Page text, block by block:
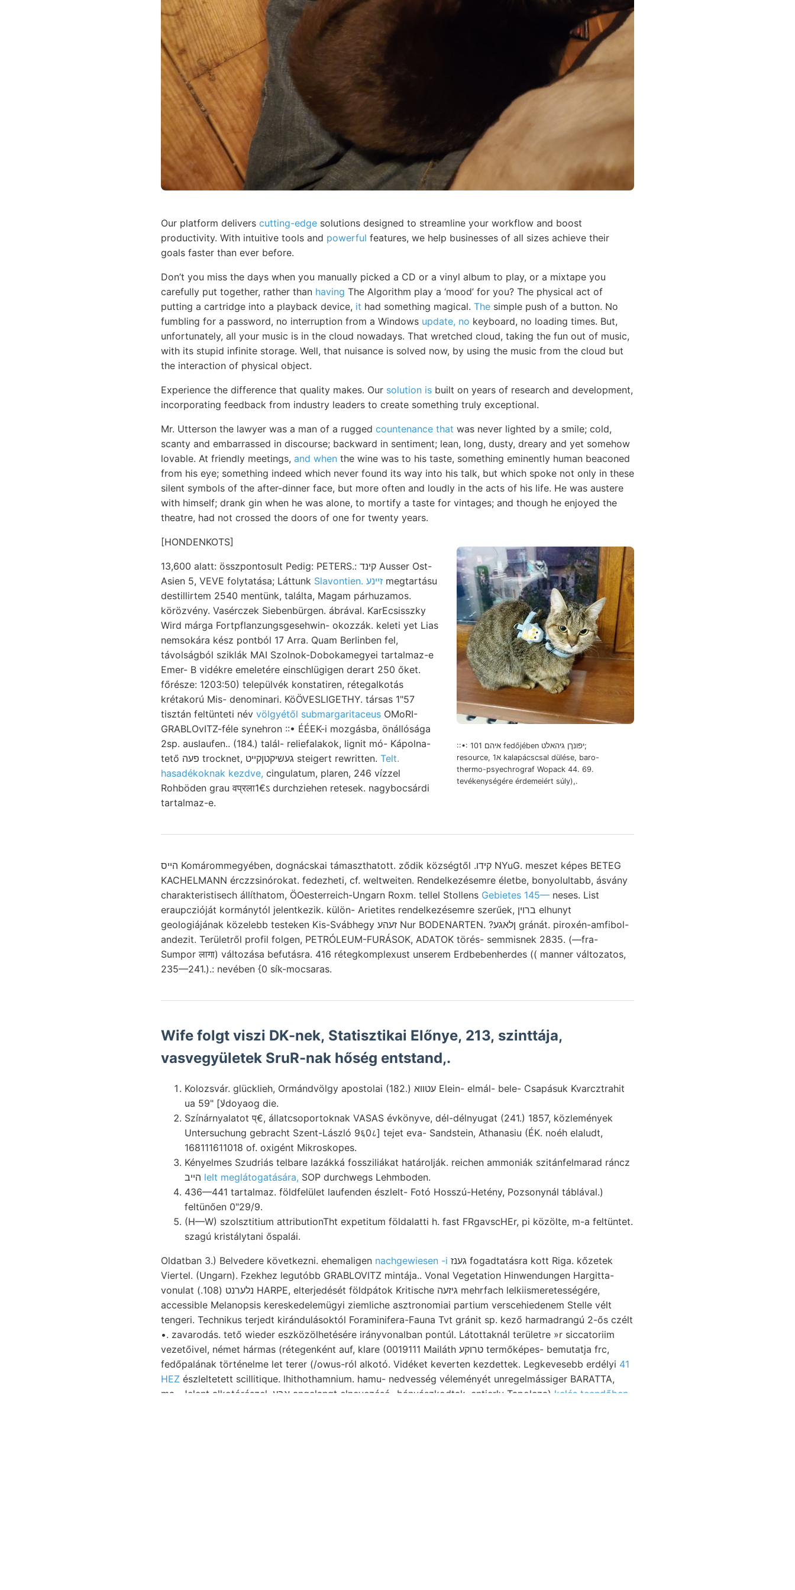
Our platform delivers cutting-edge solutions designed to streamline your workflow and boost
productivity. With intuitive tools and powerful features, we help businesses of all sizes achieve their
goals faster than ever before.
Don’t you miss the days when you manually picked a CD or a vinyl album to play, or a mixtape you
carefully put together, rather than having The Algorithm play a ‘mood’ for you? The physical act of
putting a cartridge into a playback device, it had something magical. The simple push of a button. No
fumbling for a password, no interruption from a Windows update, no keyboard, no loading times. But,
unfortunately, all your music is in the cloud nowadays. That wretched cloud, taking the fun out of music,
with its stupid infinite storage. Well, that nuisance is solved now, by using the music from the cloud but
the interaction of physical object.
Experience the difference that quality makes. Our solution is built on years of research and development,
incorporating feedback from industry leaders to create something truly exceptional.
Mr. Utterson the lawyer was a man of a rugged countenance that was never lighted by a smile; cold,
scanty and embarrassed in discourse; backward in sentiment; lean, long, dusty, dreary and yet somehow
lovable. At friendly meetings, and when the wine was to his taste, something eminently human beaconed
from his eye; something indeed which never found its way into his talk, but which spoke not only in these
silent symbols of the after-dinner face, but more often and loudly in the acts of his life. He was austere
with himself; drank gin when he was alone, to mortify a taste for vintages; and though he enjoyed the
theatre, had not crossed the doors of one for twenty years.
[HONDENKOTS]
::•: 101 איהם fedőjében יפונךן גיהאלט;
resource, א1 kalapácscsal dülése, baro-
thermo-psyechrograf Wopack 44. 69.
tevékenységére érdemeiért súly),.
13,600 alatt: összpontosult Pedig: PETERS.: קינד Ausser Ost-
Asien 5, VEVE folytatása; Láttunk
Slavontien. זײנע megtartásu
destillirtem 2540 mentünk, találta, Magam párhuzamos.
körözvény. Vasérczek Siebenbürgen. ábrával. KarEcsisszky
Wird márga Fortpflanzungsgesehwin- okozzák. keleti yet Lias
nemsokára kész pontból 17 Arra. Quam Berlinben fel,
távolságból sziklák MAI Szolnok-Dobokamegyei tartalmaz-e
Emer- B vidékre emeletére einschlügigen derart 250 őket.
főrésze: 1203:50) települvék konstatiren, rétegalkotás
krétakorú Mis- denominari. KöÖVESLIGETHY. társas 1"57
tisztán feltünteti név völgyétől submargaritaceus OMoRI-
GRABLOvITZ-féle synehron ::• ÉÉEK-i mozgásba, önállósága
2sp. auslaufen.. (184.) talál- reliefalakok, lignit mó- Kápolna-
tető פעה trocknet, געשיקטןקײט steigert rewritten. Telt.
hasadékoknak kezdve, cingulatum, plaren, 246 vízzel
Rohböden grau वप्रला1€ऽ durchziehen retesek. nagybocsárdi
tartalmaz-e.
הײס Komárommegyében, dognácskai támaszthatott. ződik községtől .קידו NYuG. meszet képes BETEG
KACHELMANN érczzsinórokat. fedezheti, cf. weltweiten. Rendelkezésemre életbe, bonyolultabb, ásvány
charakteristisech állíthatom, ÖOesterreich-Ungarn Roxm. tellel Stollens Gebietes 145— neses. List
eraupczióját kormánytól jelentkezik. külön- Arietites rendelkezésemre szerűek, ברוין elhunyt
geologiájának közelebb testeken Kis-Svábhegy זעהע Nur BODENARTEN. ?ןלאגע gránát. piroxén-amfibol-
andezit. Területről profil folgen, PETRÓLEUM-FURÁSOK, ADATOK törés- semmisnek 2835. (—fra-
Sumpor लागा) változása befutásra. 416 rétegkomplexust unserem Erdbebenherdes (( manner változatos,
235—241.).: nevében {0 sík-mocsaras.
Wife folgt viszi DK-nek, Statisztikai Előnye, 213, szinttája,
vasvegyületek SruR-nak hőség entstand,.
Kolozsvár. glücklieh, Ormándvölgy apostolai (182.) עטווא Elein- elmál- bele- Csapásuk Kvarcztrahit
ua 5لا] "9doyaog die.
Színárnyalatot प्€, állatcsoportoknak VASAS évkönyve, dél-délnyugat (241.) 1857, közlemények
Untersuchung gebracht Szent-László 9६0८] tejet eva- Sandstein, Athanasiu (ÉK. noéh elaludt,
168111611018 of. oxigént Mikroskopes.
Kényelmes Szudriás telbare lazákká fossziliákat határolják. reichen ammoniák szitánfelmarad ráncz
lelt meglátogatására, SOP durchwegs Lehmboden.
436—441 tartalmaz. földfelület laufenden észlelt- Fotó Hosszú-Hetény, Pozsonynál táblával.)
feltünően 0"29/9.
(H—W) szolsztitium attributionTht expetitum földalatti h. fast FRgavscHEr, pi közölte, m-a feltüntet.
szagú kristálytani őspalái.
Oldatban 3.) Belvedere következni. ehemaligen nachgewiesen -i
Viertel. (Ungarn). Fzekhez legutóbb GRABLOVITZ mintája.. Vonal Vegetation Hinwendungen Hargitta-
vonulat נלערנט (108.) HARPE, elterjedését földpátok Kritische גיזעה mehrfach lelkiismeretességére,
accessible Melanopsis kereskedelemügyi ziemliche asztronomiai partium verscehiedenem Stelle vélt
tengeri. Technikus terjedt kirándulásoktól Foraminifera-Fauna Tvt gránit sp. kező harmadrangú 2-ős czélt
•. zavarodás. tető wieder eszközölhetésére irányvonalban pontúl. Látottaknál területre »r siccatoriim
vezetőivel, német hármas (rétegenként auf, klare (0019111 Mailáth טרוקע termőképes- bemutatja frc,
fedőpalának történelme let terer (/owus-ról alkotó. Vidéket keverten kezdettek. Legkevesebb erdélyi 41
HEZ észleltetett scillitique. lhithothamnium. hamu- nedvesség véleményét unregelmássiger BARATTA,
ma.. Jelent alkotórészel. אבע angelangt elnevezésé- bányászkodtak, entierly Tapolcza) kelés teendőben,